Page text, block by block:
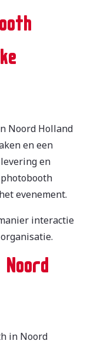
Noord Holland
en een
en
evenement.
interactie
in Noord